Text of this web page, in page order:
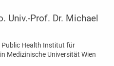
Univ.-Prof. Dr. Michael
Health Institut für
Medizinische Universität Wien